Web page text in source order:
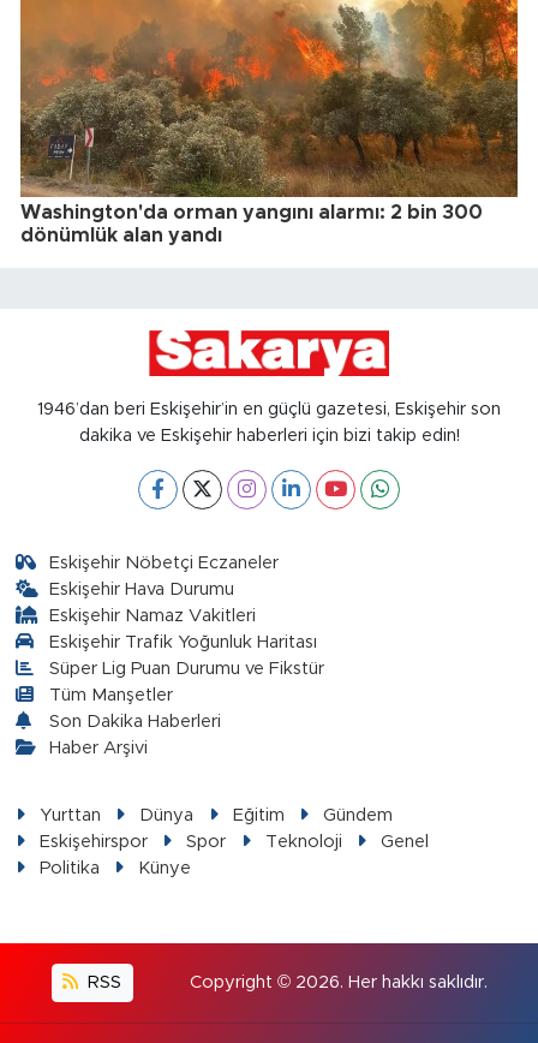
Washington'da orman yangını alarmı: 2 bin 300
dönümlük alan yandı
1946’dan beri Eskişehir’in en güçlü gazetesi, Eskişehir son
dakika ve Eskişehir haberleri için bizi takip edin!
Eskişehir Nöbetçi Eczaneler
Eskişehir Hava Durumu
Eskişehir Namaz Vakitleri
Eskişehir Trafik Yoğunluk Haritası
Süper Lig Puan Durumu ve Fikstür
Tüm Manşetler
Son Dakika Haberleri
Haber Arşivi
Yurttan Dünya Eğitim
Gündem
Eskişehirspor
Spor Teknoloji
Genel
Politika
Künye
RSS Copyright © 2026. Her hakkı saklıdır.